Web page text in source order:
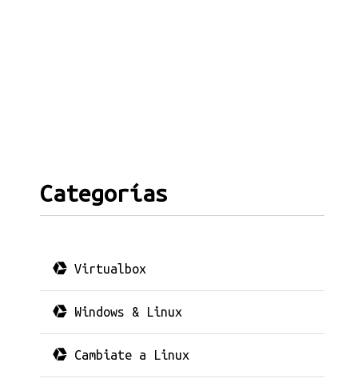
Categorías
Virtualbox
Windows & Linux
Cambiate a Linux